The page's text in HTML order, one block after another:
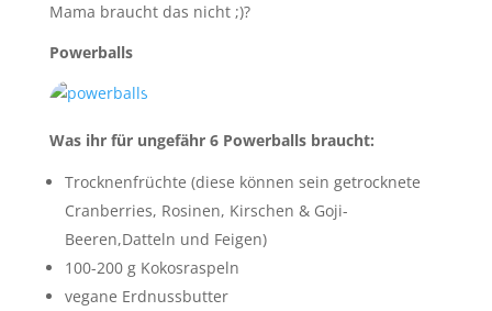
Mama braucht das nicht ;)?
Powerballs
Was ihr für ungefähr 6 Powerballs braucht:
Trocknenfrüchte (diese können sein getrocknete
Cranberries, Rosinen, Kirschen & Goji-
Beeren,Datteln und Feigen)
100-200 g Kokosraspeln
vegane Erdnussbutter